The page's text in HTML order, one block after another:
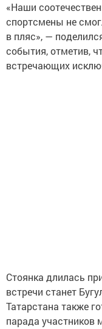
«Наши
спортсмены не
в пляс», —
события, отметив,
встречающих
Стоянка длилась
встречи станет
Татарстана также
парада участников